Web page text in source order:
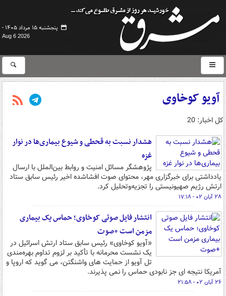
پنجشنبه ۱۵ مرداد ۱۴۰۵ -
Aug 6 2026
آویو کوخاوی
کل اخبار: 20
هشدار نسبت به قحطی و شیوع بیماری‌ها در نوار
غزه
پژوهشگر مسائل امنیت و روابط بین‌الملل با ارسال
یادداشتی برای خبرگزاری مهر، محتوای صوت افشاشده اخیر رئیس سابق ستاد
ارتش رژیم صهیونیستی را تجزیه‌وتحلیل کرد.
۲۸ آبان ۰۲ - ۱۷:۱۸
انتشار فایل صوتی کوخاوی؛ حماس یک بیماری
مزمن است +صوت
«آویو کوخاوی» رئیس سابق ستاد ارتش اسرائیل در
یک نشست محرمانه با تأکید بر لزوم تداوم بهره‌مندی
تل آویو از حمایت های واشنگتن، می گوید که اروپا و
آمریکا نتیجه ای جز نابودی حماس را نمی پذیرند.
۲۶ آبان ۰۲ - ۲۱:۵۸